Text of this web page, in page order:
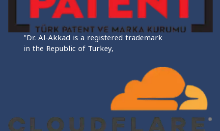
"Dr. Al-Akkad is a registered trademark
in the Republic of Turkey,